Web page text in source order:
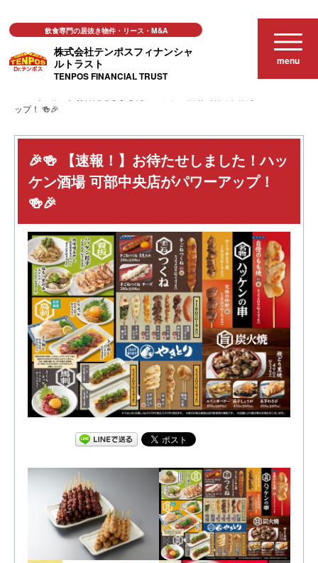
株式会社テンポスフィナンシャ
ルトラスト
TENPOS FINANCIAL TRUST
飲食専門の居抜き物件・リース・M&A
menu
お知らせ
ップ！ 🍻🎉
🎉🍻 【速報！】お待たせしました！ハッ
ケン酒場 可部中央店がパワーアップ！
🍻🎉